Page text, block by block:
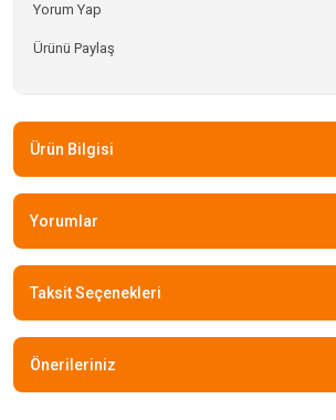
Yorum Yap
Ürünü Paylaş
Ürün Bilgisi
Yorumlar
Taksit Seçenekleri
Önerileriniz